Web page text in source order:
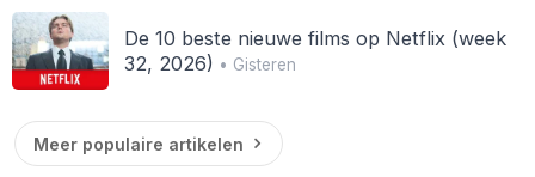
De 10 beste nieuwe films op Netflix (week
32, 2026) • Gisteren
Meer populaire artikelen